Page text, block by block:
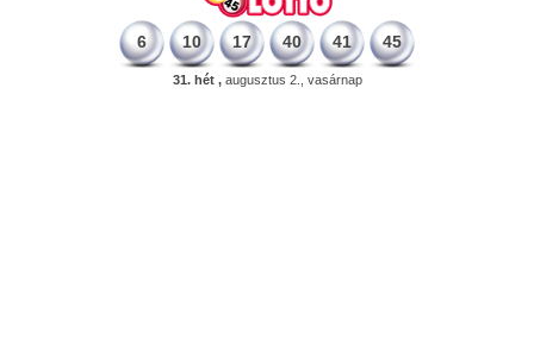
6 10 17 40 41 45
31. hét ,augusztus 2., vasárnap